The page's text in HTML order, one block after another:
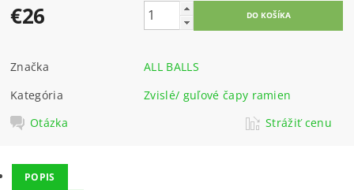
€26
Značka
ALL BALLS
Kategória
Zvislé/ guľové čapy ramien
Otázka
Strážiť cenu
POPIS